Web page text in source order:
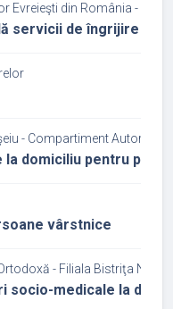
Evreieşti din România -
servicii de îngrijire și
- Compartiment Autoritate
la domiciliu pentru
vârstnice
- Filiala Bistriţa
socio-medicale la